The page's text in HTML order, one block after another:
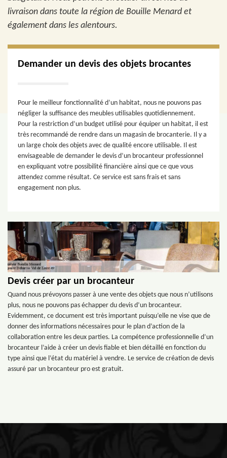
livraison dans toute la région de Bouille Menard et
également dans les alentours.
Demander un devis des objets brocantes
Pour le meilleur fonctionnalité d’un habitat, nous ne pouvons pas
négliger la suffisance des meubles utilisables quotidiennement.
Pour la restriction d’un budget utilisé pour équiper un habitat, il est
très recommandé de rendre dans un magasin de brocanterie. Il y a
un large choix des objets avec de qualité encore utilisable. Il est
envisageable de demander le devis d’un brocanteur professionnel
en expliquant votre possibilité financière ainsi que ce que vous
attendez comme résultat. Ce service est sans frais et sans
engagement non plus.
Devis créer par un brocanteur
Quand nous prévoyons passer à une vente des objets que nous n’utilisons
plus, nous ne pouvons pas échapper du devis d’un brocanteur.
Evidemment, ce document est très important puisqu’elle ne vise que de
donner des informations nécessaires pour le plan d’action de la
collaboration entre les deux parties. La compétence professionnelle d’un
brocanteur l’aide à créer un devis fiable et bien détaillé en fonction du
type ainsi que l’état du matériel à vendre. Le service de création de devis
assuré par un brocanteur pro est gratuit.